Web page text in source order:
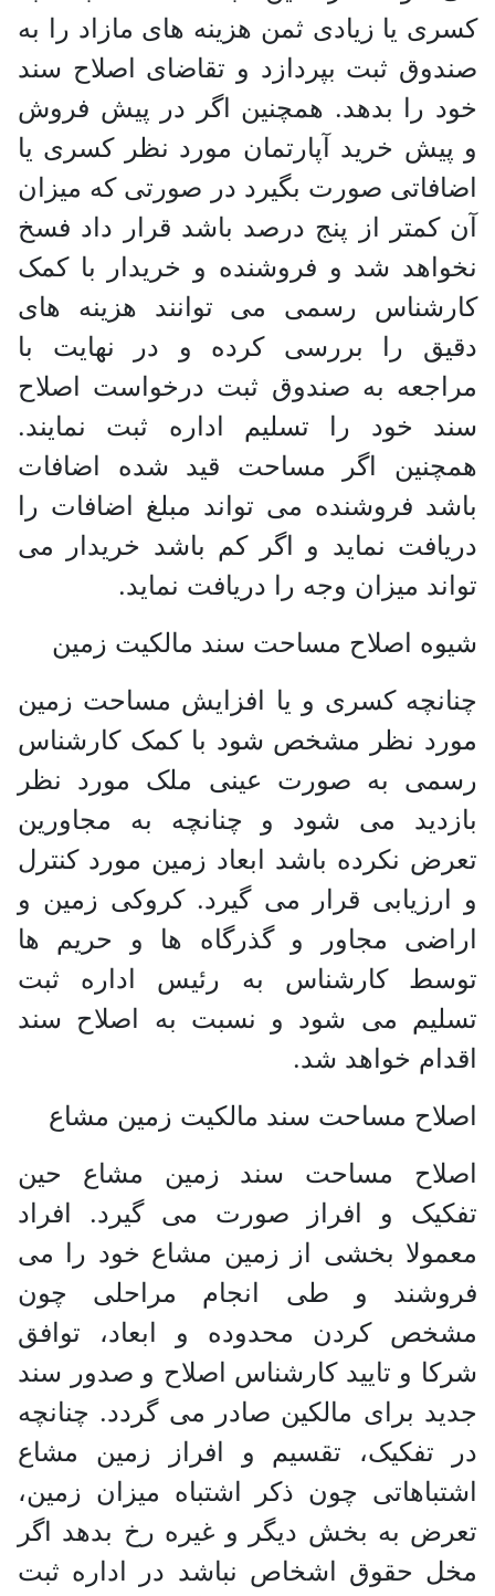
کسری یا زیادی ثمن هزینه های مازاد را به
صندوق ثبت بپردازد و تقاضای اصلاح سند
خود را بدهد. همچنین اگر در پیش فروش
و پیش خرید آپارتمان مورد نظر کسری یا
اضافاتی صورت بگیرد در صورتی که میزان
آن کمتر از پنج درصد باشد قرار داد فسخ
نخواهد شد و فروشنده و خریدار با کمک
کارشناس رسمی می توانند هزینه های
دقیق را بررسی کرده و در نهایت با
مراجعه به صندوق ثبت درخواست اصلاح
سند خود را تسلیم اداره ثبت نمایند.
همچنین اگر مساحت قید شده اضافات
باشد فروشنده می تواند مبلغ اضافات را
دریافت نماید و اگر کم باشد خریدار می
تواند میزان وجه را دریافت نماید.
شیوه اصلاح مساحت سند مالکیت زمین
چنانچه کسری و یا افزایش مساحت زمین
مورد نظر مشخص شود با کمک کارشناس
رسمی به صورت عینی ملک مورد نظر
بازدید می شود و چنانچه به مجاورین
تعرض نکرده باشد ابعاد زمین مورد کنترل
و ارزیابی قرار می گیرد. کروکی زمین و
اراضی مجاور و گذرگاه ها و حریم ها
توسط کارشناس به رئیس اداره ثبت
تسلیم می شود و نسبت به اصلاح سند
اقدام خواهد شد.
اصلاح مساحت سند مالکیت زمین مشاع
اصلاح مساحت سند زمین مشاع حین
تفکیک و افراز صورت می گیرد. افراد
معمولا بخشی از زمین مشاع خود را می
فروشند و طی انجام مراحلی چون
مشخص کردن محدوده و ابعاد، توافق
شرکا و تایید کارشناس اصلاح و صدور سند
جدید برای مالکین صادر می گردد. چنانچه
در تفکیک، تقسیم و افراز زمین مشاع
اشتباهاتی چون ذکر اشتباه میزان زمین،
تعرض به بخش دیگر و غیره رخ بدهد اگر
مخل حقوق اشخاص نباشد در اداره ثبت